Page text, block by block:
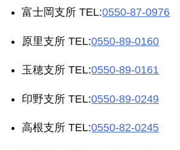
富士岡支所 TEL:0550-87-0976
原里支所 TEL:0550-89-0160
玉穂支所 TEL:0550-89-0161
印野支所 TEL:0550-89-0249
高根支所 TEL:0550-82-0245